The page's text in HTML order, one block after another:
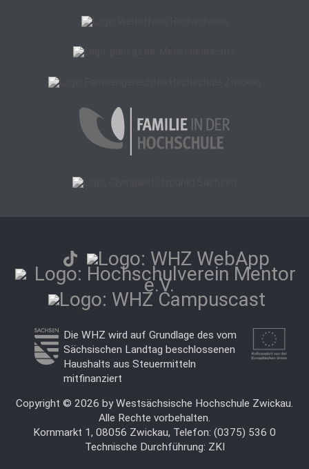
Die WHZ wird auf Grundlage des vom
Sächsischen Landtag beschlossenen
Haushalts aus Steuermitteln
mitfinanziert
Copyright © 2026 by Westsächsische Hochschule Zwickau.
Alle Rechte vorbehalten.
Kornmarkt 1, 08056 Zwickau, Telefon: (0375) 536 0
Technische Durchführung: ZKI